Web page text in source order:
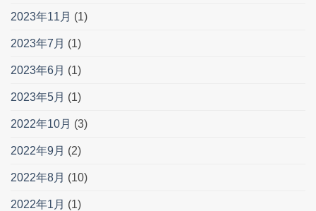
2023年11月 (1)
2023年7月 (1)
2023年6月 (1)
2023年5月 (1)
2022年10月 (3)
2022年9月 (2)
2022年8月 (10)
2022年1月 (1)